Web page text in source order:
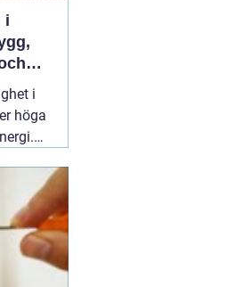
i
el i
i
höga
ska